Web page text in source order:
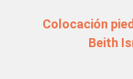
Colocación
Beith